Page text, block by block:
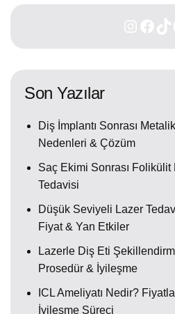
Son Yazılar
Diş İmplantı Sonrası
Nedenleri & Çözüm
Saç Ekimi Sonrası
Tedavisi
Düşük Seviyeli Lazer
Fiyat & Yan Etkiler
Lazerle Diş Eti
Prosedür & İyileşme
ICL Ameliyatı Nedir?
İyileşme Süreci